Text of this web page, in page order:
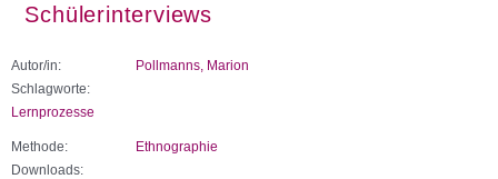
Schülerinterviews
Autor/in:
Pollmanns, Marion
Schlagworte:
Lernprozesse
Methode:
Ethnographie
Downloads: